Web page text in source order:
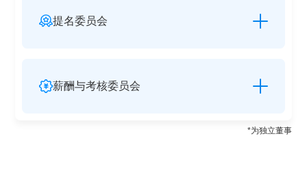
*为独立董事
提名委员会
薪酬与考核委员会